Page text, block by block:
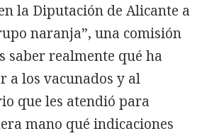
la Diputación de Alicante a
naranja”, una comisión
saber realmente qué ha
a los vacunados y al
que les atendió para
mano qué indicaciones